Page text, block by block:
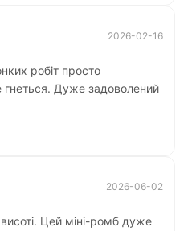
2026-02-16
робіт просто
гнеться. Дуже задоволений
2026-06-02
Цей міні-ромб дуже